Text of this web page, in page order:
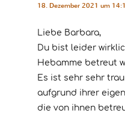
18. Dezember 2021 um
Liebe Barbara,
Du bist leider
Hebamme betreut
Es ist sehr sehr
aufgrund ihrer
die von ihnen